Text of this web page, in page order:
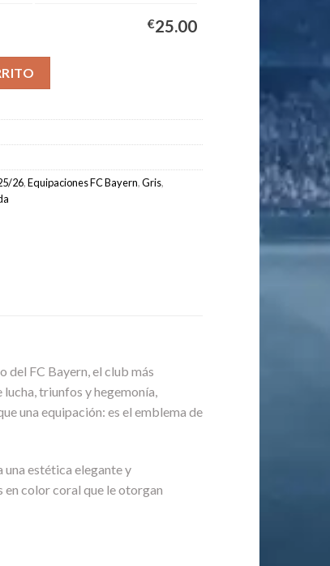
€25.00
Niños 2025/2026 cantidad
26,Equipaciones FC Bayern,Gris,
del FC Bayern, el club más
triunfos y hegemonía,
una equipación: es el emblema de
estética elegante y
color coral que le otorgan